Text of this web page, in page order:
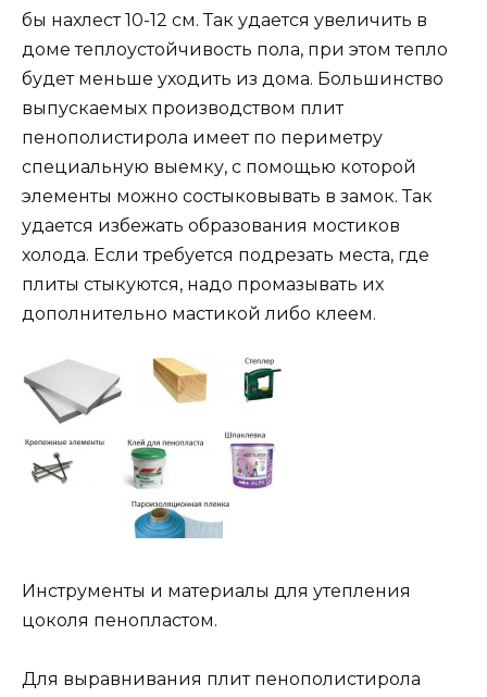
бы нахлест 10-12 см. Так удается увеличить в
доме теплоустойчивость пола, при этом тепло
будет меньше уходить из дома. Большинство
выпускаемых производством плит
пенополистирола имеет по периметру
специальную выемку, с помощью которой
элементы можно состыковывать в замок. Так
удается избежать образования мостиков
холода. Если требуется подрезать места, где
плиты стыкуются, надо промазывать их
дополнительно мастикой либо клеем.
Инструменты и материалы для утепления
цоколя пенопластом.
Для выравнивания плит пенополистирола